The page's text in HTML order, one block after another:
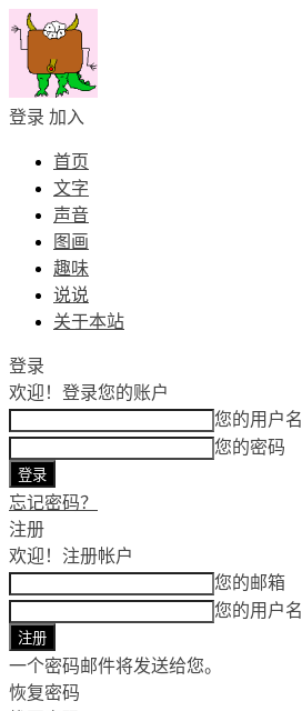
登录 加入
首页
文字
声音
图画
趣味
说说
关于本站
登录
欢迎！ 登录您的账户
您的用户名
您的密码
忘记密码？
注册
欢迎！ 注册帐户
您的邮箱
您的用户名
一个密码邮件将发送给您。
恢复密码